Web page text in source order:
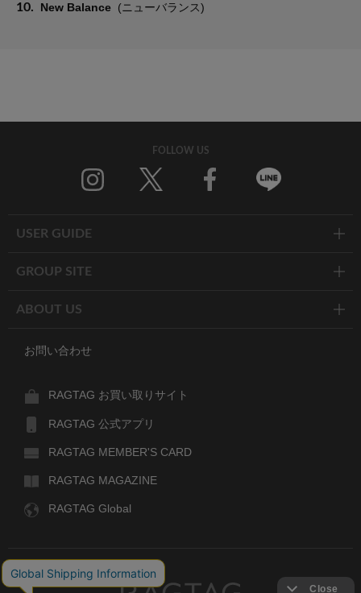
10. New Balance (ニューバランス)
FOLLOW US
USER GUIDE
GROUP SITE
ABOUT US
お問い合わせ
RAGTAG お買い取りサイト
RAGTAG 公式アプリ
RAGTAG MEMBER'S CARD
RAGTAG MAGAZINE
RAGTAG Global